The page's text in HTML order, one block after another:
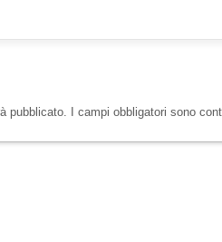
pubblicato. I campi obbligatori sono